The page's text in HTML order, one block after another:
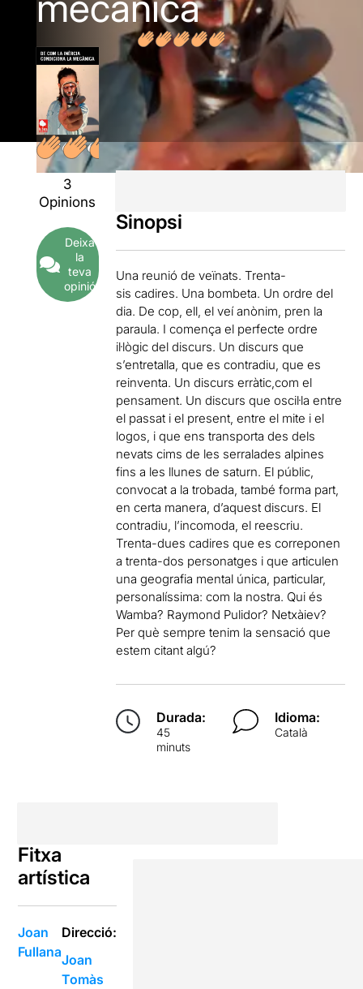
3
Opinions
Deixa
la
teva
opinió
Sinopsi
Una reunió de veïnats. Trenta-
sis cadires. Una bombeta. Un ordre del
dia. De cop, ell, el veí anònim, pren la
paraula. I comença el perfecte ordre
il·lògic del discurs. Un discurs que
s’entretalla, que es contradiu, que es
reinventa. Un discurs erràtic,com el
pensament. Un discurs que oscil·la entre
el passat i el present, entre el mite i el
logos, i que ens transporta des dels
nevats cims de les serralades alpines
fins a les llunes de saturn. El públic,
convocat a la trobada, també forma part,
en certa manera, d’aquest discurs. El
contradiu, l’incomoda, el reescriu.
Trenta-dues cadires que es correponen
a trenta-dos personatges i que articulen
una geografia mental única, particular,
personalíssima: com la nostra. Qui és
Wamba? Raymond Pulidor? Netxàiev?
Per què sempre tenim la sensació que
estem citant algú?
Durada:
45
minuts
Idioma:
Català
Fitxa
artística
Joan
Fullana
Direcció:
Joan
Tomàs